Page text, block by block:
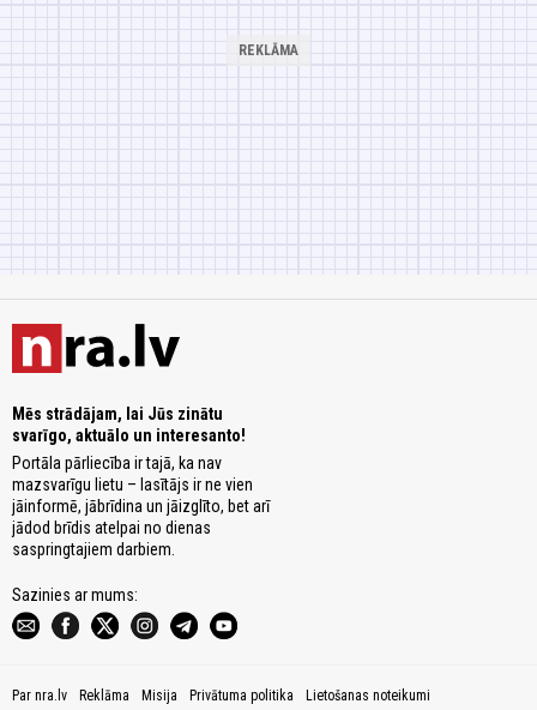
Mēs strādājam, lai Jūs zinātu
svarīgo, aktuālo un interesanto!
Portāla pārliecība ir tajā, ka nav
mazsvarīgu lietu – lasītājs ir ne vien
jāinformē, jābrīdina un jāizglīto, bet arī
jādod brīdis atelpai no dienas
saspringtajiem darbiem.
Sazinies ar mums:
Par nra.lv Reklāma Misija Privātuma politika Lietošanas noteikumi